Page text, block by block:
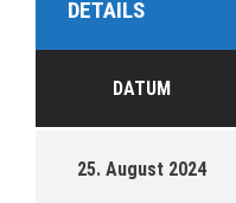
DETAILS
DATUM
25. August 2024